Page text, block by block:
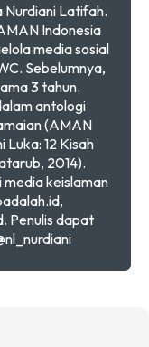
Nurdiani Latifah.
Indonesia
media sosial
Sebelumnya,
3 tahun.
antologi
(AMAN
12 Kisah
2014).
media keislaman
Penulis dapat